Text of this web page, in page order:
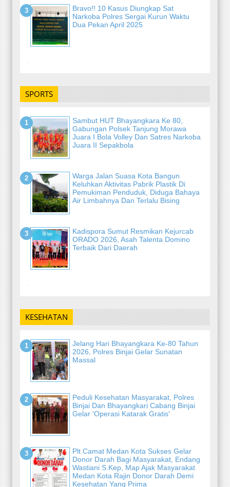
Bravo!! 10 Kasus Diungkap Sat
Narkoba Polres Sergai Kurun Waktu
Dua Pekan April 2025
-
SPORTS
Sambut HUT Bhayangkara Ke 80,
Gabungan Polsek Tanjung Morawa
Juara I Bola Volley Dan Satres Narkoba
Juara II Sepakbola
Warga Jalan Suasa Kota Bangun
Keluhkan Aktivitas Pabrik Plastik Di
Pemukiman Penduduk, Diduga Bahaya
Air Limbahnya Dan Terlalu Bising
Kadispora Sumut Resmikan Kejurcab
ORADO 2026, Asah Talenta Domino
Terbaik Dari Daerah
-
KESEHATAN
Jelang Hari Bhayangkara Ke-80 Tahun
2026, Polres Binjai Gelar Sunatan
Massal
Peduli Kesehatan Masyarakat, Polres
Binjai Dan Bhayangkari Cabang Binjai
Gelar 'Operasi Katarak Gratis'
Plt Camat Medan Kota Sukses Gelar
Donor Darah Bagi Masyarakat, Endang
Wastiani S.Kep, Map Ajak Masyarakat
Medan Kota Rajin Donor Darah Demi
Kesehatan Yang Prima